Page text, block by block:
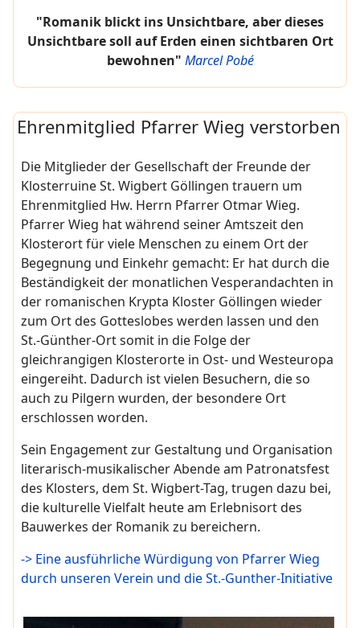
"Romanik blickt ins Unsichtbare, aber dieses
Unsichtbare soll auf Erden einen sichtbaren Ort
bewohnen" Marcel Pobé
Ehrenmitglied Pfarrer Wieg verstorben
Die Mitglieder der Gesellschaft der Freunde der
Klosterruine St. Wigbert Göllingen trauern um
Ehrenmitglied Hw. Herrn Pfarrer Otmar Wieg.
Pfarrer Wieg hat während seiner Amtszeit den
Klosterort für viele Menschen zu einem Ort der
Begegnung und Einkehr gemacht: Er hat durch die
Beständigkeit der monatlichen Vesperandachten in
der romanischen Krypta Kloster Göllingen wieder
zum Ort des Gotteslobes werden lassen und den
St.-Günther-Ort somit in die Folge der
gleichrangigen Klosterorte in Ost- und Westeuropa
eingereiht. Dadurch ist vielen Besuchern, die so
auch zu Pilgern wurden, der besondere Ort
erschlossen worden.
Sein Engagement zur Gestaltung und Organisation
literarisch-musikalischer Abende am Patronatsfest
des Klosters, dem St. Wigbert-Tag, trugen dazu bei,
die kulturelle Vielfalt heute am Erlebnisort des
Bauwerkes der Romanik zu bereichern.
-> Eine ausführliche Würdigung von Pfarrer Wieg
durch unseren Verein und die St.-Gunther-Initiative